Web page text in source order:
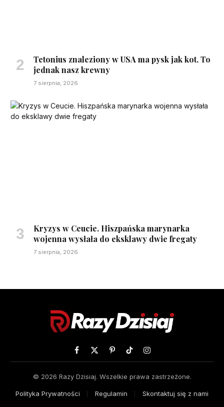
Tetonius znaleziony w USA ma pysk jak kot. To
jednak nasz krewny
7 sierpnia, 2026
Kryzys w Ceucie. Hiszpańska marynarka
wojenna wysłała do eksklawy dwie fregaty
7 sierpnia, 2026
Facebook
X
PinterestTikTokInstagram
© 2026 Razy Dzisiaj. Wszelkie prawa zastrzeżone.
Polityka Prywatności Regulamin Skontaktuj się z nami